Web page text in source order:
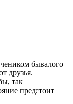
бывалого
друзья.
так
предстоит